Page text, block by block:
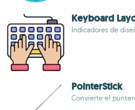
Keyboard
Indicadores de
PointerStick
Convierte el